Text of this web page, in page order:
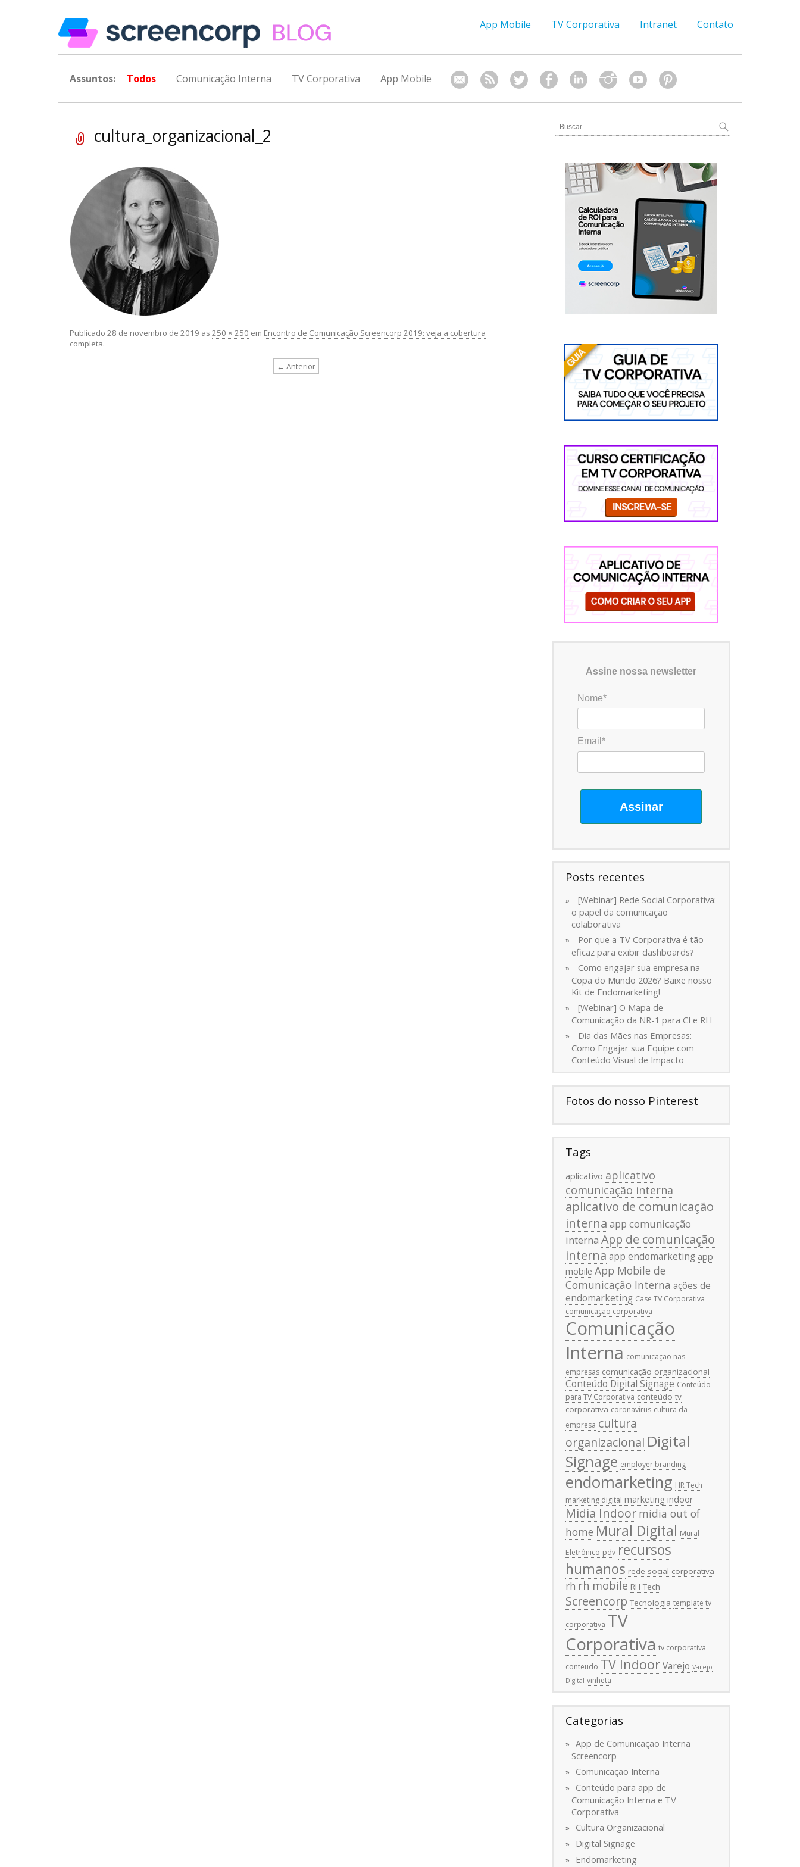
App Mobile TV Corporativa Intranet Contato
Assuntos: Todos Comunicação Interna TV Corporativa App Mobile
cultura_organizacional_2
Publicado 28 de novembro de 2019 as 250 × 250 em Encontro de Comunicação Screencorp 2019: veja a cobertura
completa.
← Anterior
Assine nossa newsletter
Nome*
Email*
Assinar
Posts recentes
[Webinar] Rede Social Corporativa:
o papel da comunicação
colaborativa
Por que a TV Corporativa é tão
eficaz para exibir dashboards?
Como engajar sua empresa na
Copa do Mundo 2026? Baixe nosso
Kit de Endomarketing!
[Webinar] O Mapa de
Comunicação da NR-1 para CI e RH
Dia das Mães nas Empresas:
Como Engajar sua Equipe com
Conteúdo Visual de Impacto
Fotos do nosso Pinterest
Tags
aplicativo aplicativo
comunicação interna
aplicativo de comunicação
interna app comunicação
interna App de comunicação
interna app endomarketing app
mobile App Mobile de
Comunicação Interna ações de
endomarketing Case TV Corporativa
comunicação corporativa
Comunicação
Interna comunicação nas
empresas comunicação organizacional
Conteúdo Digital Signage Conteúdo
para TV Corporativa conteúdo tv
corporativa coronavírus cultura da
empresa cultura
organizacional Digital
Signage employer branding
endomarketing HR Tech
marketing digital marketing indoor
Midia Indoor midia out of
home Mural Digital Mural
Eletrônico pdv recursos
humanos rede social corporativa
rh rh mobile RH Tech
Screencorp Tecnologia template tv
corporativa TV
Corporativa tv corporativa
conteudo TV IndoorVarejo Varejo
Digital vinheta
Categorias
App de Comunicação Interna
Screencorp
Comunicação Interna
Conteúdo para app de
Comunicação Interna e TV
Corporativa
Cultura Organizacional
Digital Signage
Endomarketing